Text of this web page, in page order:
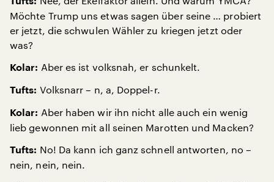
Möchte Trump uns etwas sagen über seine … probiert
er jetzt, die schwulen Wähler zu kriegen jetzt oder
was?
Kolar: Aber es ist volksnah, er schunkelt.
Tufts: Volksnarr – n, a, Doppel-r.
Kolar: Aber haben wir ihn nicht alle auch ein wenig
lieb gewonnen mit all seinen Marotten und Macken?
Tufts: No! Da kann ich ganz schnell antworten, no –
nein, nein, nein.